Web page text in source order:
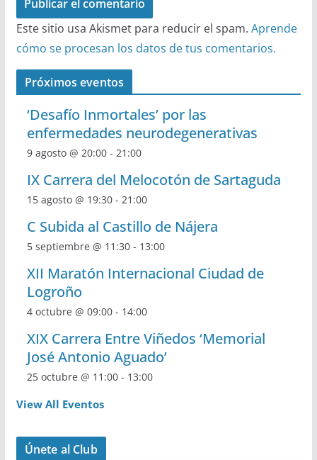
Este sitio usa Akismet para reducir el spam. Aprende
cómo se procesan los datos de tus comentarios.
Próximos eventos
‘Desafío Inmortales’ por las
enfermedades neurodegenerativas
9 agosto @ 20:00- 21:00
IX Carrera del Melocotón de Sartaguda
15 agosto @ 19:30- 21:00
C Subida al Castillo de Nájera
5 septiembre @ 11:30- 13:00
XII Maratón Internacional Ciudad de
Logroño
4 octubre @ 09:00- 14:00
XIX Carrera Entre Viñedos ‘Memorial
José Antonio Aguado’
25 octubre @ 11:00- 13:00
View All Eventos
Únete al Club